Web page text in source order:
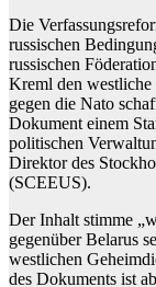
Die
russischen
russischen
Kreml den
gegen die Nato
Dokument einem
politischen
Direktor des
(SCEEUS).
Der Inhalt stimme
gegenüber Belarus
westlichen
des Dokuments ist